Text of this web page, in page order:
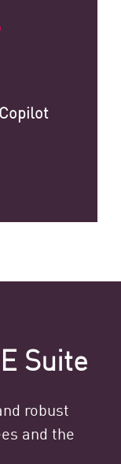
Suite
robust
and the